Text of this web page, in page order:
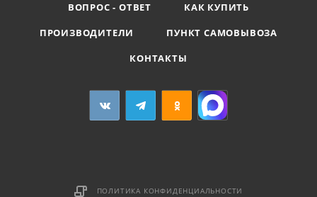
ВОПРОС - ОТВЕТ
КАК КУПИТЬ
ПРОИЗВОДИТЕЛИ
ПУНКТ САМОВЫВОЗА
КОНТАКТЫ
ПОЛИТИКА КОНФИДЕНЦИАЛЬНОСТИ